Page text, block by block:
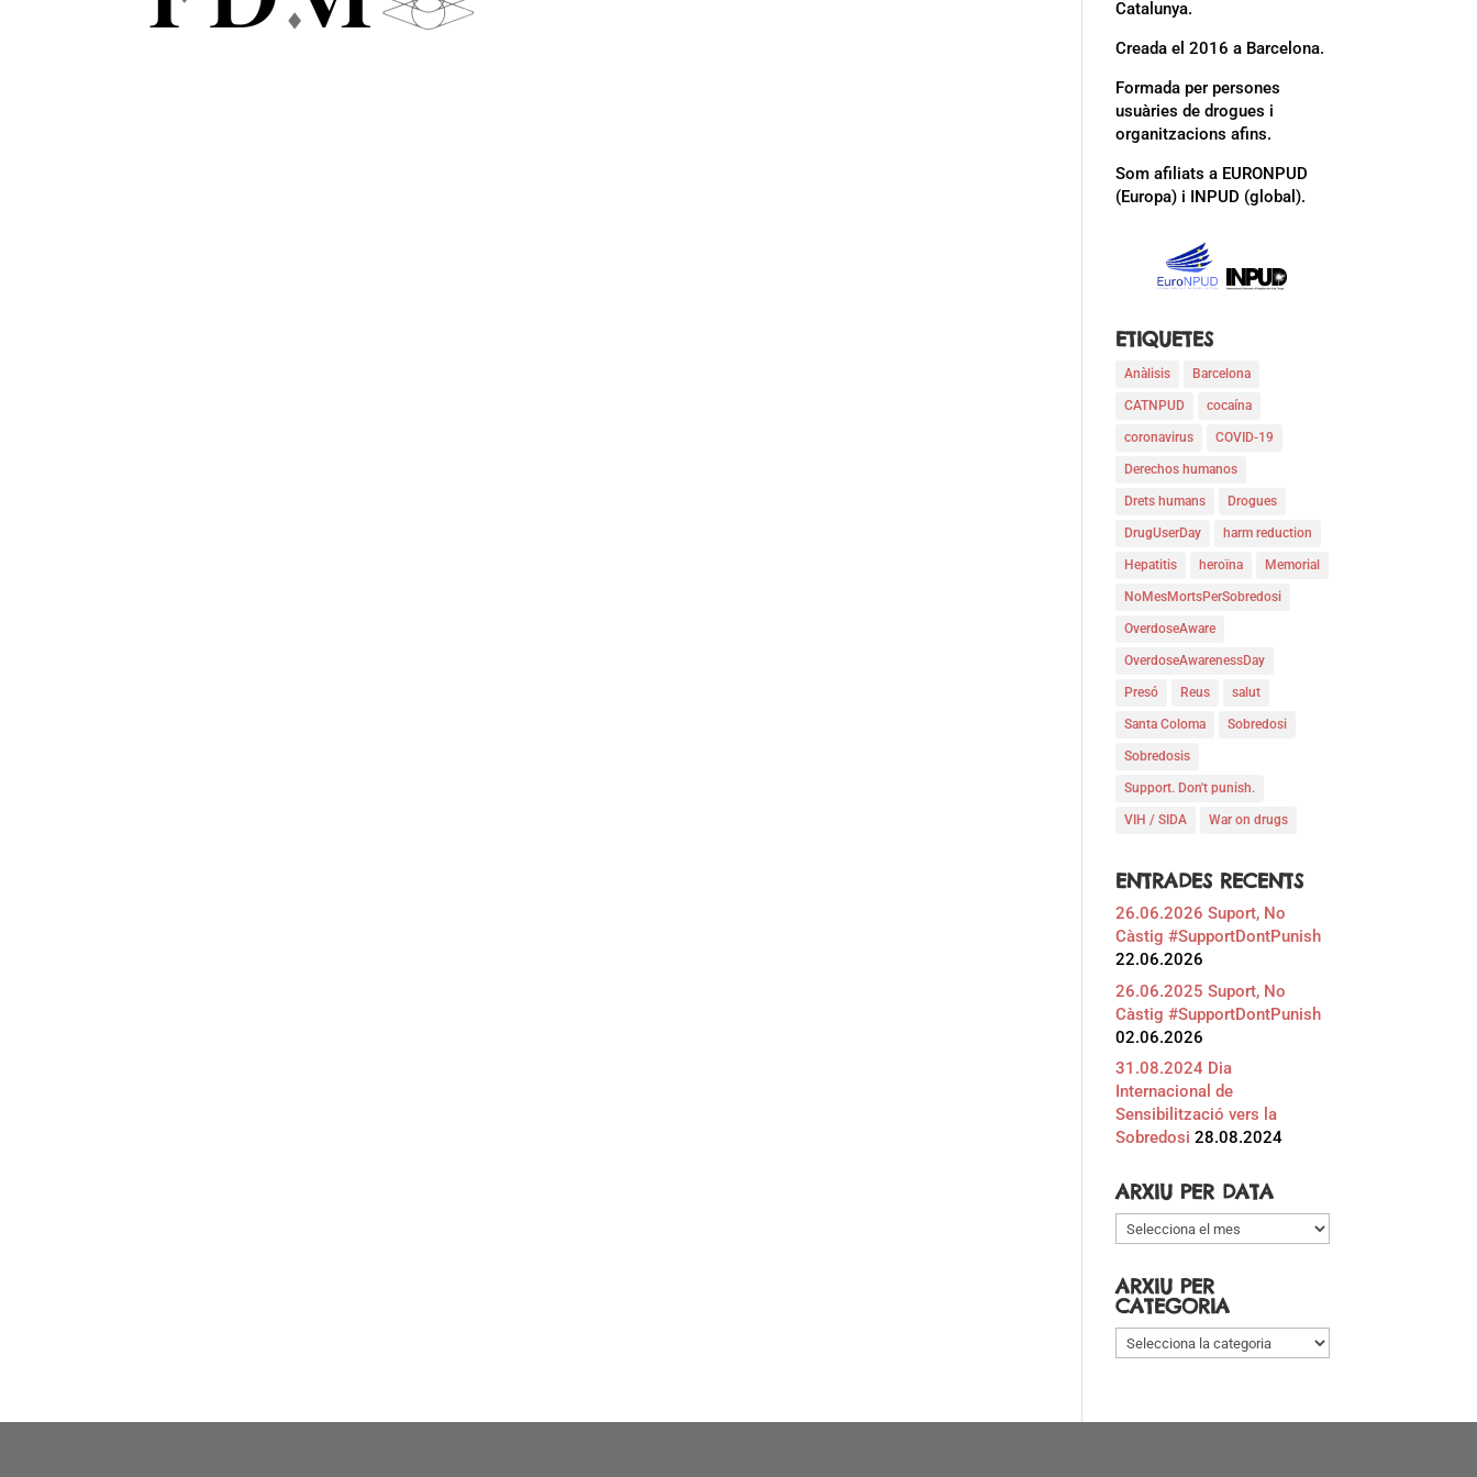
Catalunya.
Creada el 2016 a Barcelona.
Formada per persones
usuàries de drogues i
organitzacions afins.
Som afiliats a EURONPUD
(Europa) i INPUD (global).
ETIQUETES
Anàlisis Barcelona
CATNPUD cocaína
coronavirus COVID-19
Derechos humanos
Drets humans Drogues
DrugUserDay harm reduction
Hepatitis heroïna Memorial
NoMesMortsPerSobredosi
OverdoseAware
OverdoseAwarenessDay
Presó Reus salut
Santa Coloma Sobredosi
Sobredosis
Support. Don't punish.
VIH / SIDA War on drugs
ENTRADES RECENTS
26.06.2026 Suport, No
Càstig #SupportDontPunish
22.06.2026
26.06.2025 Suport, No
Càstig #SupportDontPunish
02.06.2026
31.08.2024 Dia
Internacional de
Sensibilització vers la
Sobredosi 28.08.2024
ARXIU PER DATA
Arxiu
per
ARXIU PER
CATEGORIA
Arxiu
per